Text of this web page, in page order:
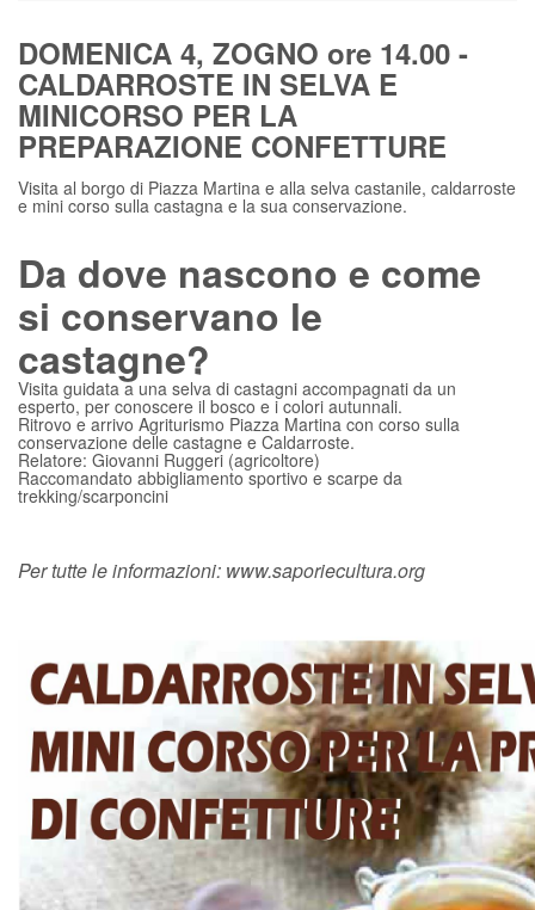
DOMENICA 4, ZOGNO ore 14.00 -
CALDARROSTE IN SELVA E
MINICORSO PER LA
PREPARAZIONE CONFETTURE
Visita al borgo di Piazza Martina e alla selva castanile, caldarroste
e mini corso sulla castagna e la sua conservazione.
Da dove nascono e come
si conservano le
castagne?
Visita guidata a una selva di castagni accompagnati da un
esperto, per conoscere il bosco e i colori autunnali.
Ritrovo e arrivo Agriturismo Piazza Martina con corso sulla
conservazione delle castagne e Caldarroste.
Relatore: Giovanni Ruggeri (agricoltore)
Raccomandato abbigliamento sportivo e scarpe da
trekking/scarponcini
Per tutte le informazioni: www.saporiecultura.org